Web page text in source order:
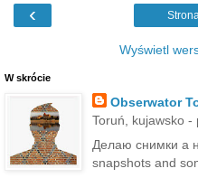
‹
Wyświetl
W skrócie
Obserwator
Toruń, kujawsko -
Делаю снимки а
snapshots and